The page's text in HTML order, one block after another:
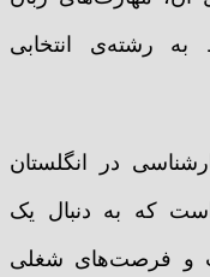
به رشته‌ی انتخابی
در انگلستان
که به دنبال یک
و فرصت‌های شغلی